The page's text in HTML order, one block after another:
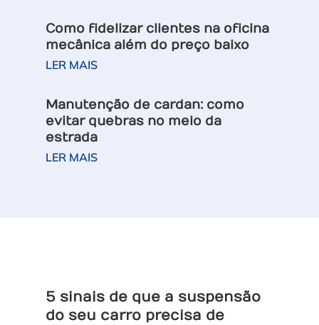
Como fidelizar clientes na oficina
mecânica além do preço baixo
LER MAIS
Manutenção de cardan: como
evitar quebras no meio da
estrada
LER MAIS
5 sinais de que a suspensão
do seu carro precisa de